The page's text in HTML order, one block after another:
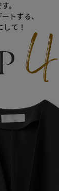
。
トする、
て！